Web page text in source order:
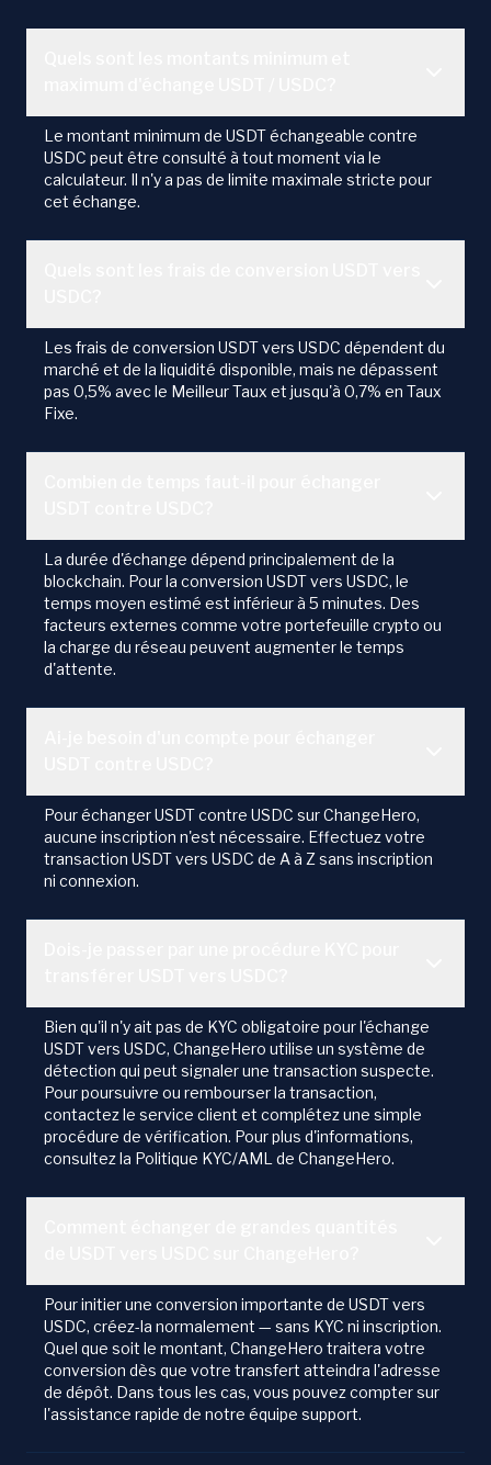
Le montant minimum de USDT échangeable contre
USDC peut être consulté à tout moment via le
calculateur. Il n'y a pas de limite maximale stricte pour
cet échange.
Les frais de conversion USDT vers USDC dépendent du
marché et de la liquidité disponible, mais ne dépassent
pas 0,5% avec le Meilleur Taux et jusqu'à 0,7% en Taux
Fixe.
La durée d'échange dépend principalement de la
blockchain. Pour la conversion USDT vers USDC, le
temps moyen estimé est inférieur à 5 minutes. Des
facteurs externes comme votre portefeuille crypto ou
la charge du réseau peuvent augmenter le temps
d'attente.
Pour échanger USDT contre USDC sur ChangeHero,
aucune inscription n'est nécessaire. Effectuez votre
transaction USDT vers USDC de A à Z sans inscription
ni connexion.
Bien qu'il n'y ait pas de KYC obligatoire pour l'échange
USDT vers USDC, ChangeHero utilise un système de
détection qui peut signaler une transaction suspecte.
Pour poursuivre ou rembourser la transaction,
contactez le service client et complétez une simple
procédure de vérification. Pour plus d'informations,
consultez la Politique KYC/AML de ChangeHero.
Pour initier une conversion importante de USDT vers
USDC, créez-la normalement — sans KYC ni inscription.
Quel que soit le montant, ChangeHero traitera votre
conversion dès que votre transfert atteindra l'adresse
de dépôt. Dans tous les cas, vous pouvez compter sur
l'assistance rapide de notre équipe support.